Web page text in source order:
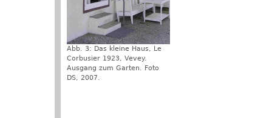
Abb. 3: Das kleine Haus, Le
Corbusier 1923, Vevey.
Ausgang zum Garten. Foto
DS, 2007.